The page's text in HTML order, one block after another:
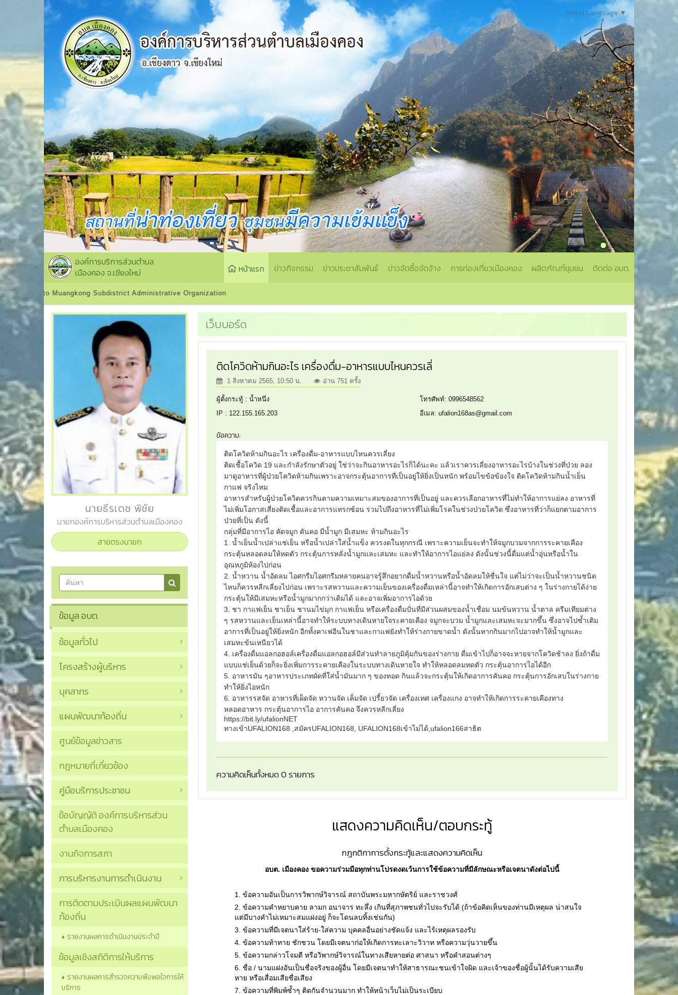
องค์การบริการส่วนตำบล
เมืองคอง จ.เชียงใหม่
หน้าแรก ข่าวกิจกรรม ข่าวประชาสัมพันธ์ ข่าวจัดซื้อจัดจ้าง การท่องเที่ยวเมืองคอง ผลิตภัณฑ์ชุมชน ติดต่อ อบต.
Subdistrict Administrative Organization
Select Language▼
นายธีรเดช พิชัย
นายกองค์การบริหารส่วนตำบลเมืองคอง
สายตรงนายก
ข้อมูล อบต.
ข้อมูลทั่วไป
โครงสร้างผู้บริหาร
บุคลากร
แผนพัฒนาท้องถิ่น
ศูนย์ข้อมูลข่าวสาร
กฏหมายที่เกี่ยวข้อง
คู่มือบริการประชาชน
ข้อบัญญัติ องค์การบริหารส่วน
ตำบลเมืองคอง
งานกิจการสภา
การบริหารงานการดำเนินงาน
การติดตามประเมินผลแผนพัฒนา
ท้องถิ่น
รายงานผลการดำเนินงานประจำปี
ข้อมูลเชิงสถิติการให้บริการ
รายงานผลการสำรวจความพึงพอใจการให้
บริการ
เว็บบอร์ด
ติดโควิดห้ามกินอะไร เครื่องดื่ม-อาหารแบบไหนควรเลี่
1 สิงหาคม 2565, 10:50 น. อ่าน 751 ครั้ง
ผู้ตั้งกระทู้ : น้ำหนึ่ง
IP : 122.155.165.203
โทรศัพท์: 0996548562
อีเมล: ufalion168as@gmail.com
ข้อความ:
ติดโควิดห้ามกินอะไร เครื่องดื่ม-อาหารแบบไหนควรเลี่ยง
ติดเชื้อโควิด 19 และกำลังรักษาตัวอยู่ ใช่ว่าจะกินอาหารอะไรก็ได้นะคะ แล้วเราควรเลี่ยงอาหารอะไรบ้างในช่วงที่ป่วย ลอง
มาดูอาหารที่ผู้ป่วยโควิดห้ามกินเพราะอาจกระตุ้นอาการที่เป็นอยู่ให้ยิ่งเป็นหนัก พร้อมไขข้อข้องใจ ติดโควิดห้ามกินน้ำเย็น
กาแฟ จริงไหม
อาหารสำหรับผู้ป่วยโควิดควรกินตามความเหมาะสมของอาการที่เป็นอยู่ และควรเลือกอาหารที่ไม่ทำให้อาการแย่ลง อาหารที่
ไม่เพิ่มโอกาสเสี่ยงติดเชื้อและอาการแทรกซ้อน รวมไปถึงอาหารที่ไม่เพิ่มโรคในช่วงป่วยโควิด ซึ่งอาหารที่ว่าก็แยกตามอาการ
ป่วยที่เป็น ดังนี้
กลุ่มที่มีอาการไอ คัดจมูก คันคอ มีน้ำมูก มีเสมหะ ห้ามกินอะไร
1. น้ำเย็นน้ำเปล่าแช่เย็น หรือน้ำเปล่าใส่น้ำแข็ง ควรงดในทุกกรณี เพราะความเย็นจะทำให้จมูกบวมจากการระคายเคือง
กระตุ้นหลอดลมให้หดตัว กระตุ้นการหลั่งน้ำมูกและเสมหะ และทำให้อาการไอแย่ลง ดังนั้นช่วงนี้ดื่มแต่น้ำอุ่นหรือน้ำใน
อุณหภูมิห้องไปก่อน
2. น้ำหวาน น้ำอัดลม ไอศกรีมไอศกรีมหลายคนอาจรู้สึกอยากดื่มน้ำหวานหรือน้ำอัดลมให้ชื่นใจ แต่ไม่ว่าจะเป็นน้ำหวานชนิด
ไหนก็ควรหลีกเลี่ยงไปก่อน เพราะรสหวานและความเย็นของเครื่องดื่มเหล่านี้อาจทำให้เกิดการอักเสบต่าง ๆ ในร่างกายได้ง่าย
กระตุ้นให้มีเสมหะหรือน้ำมูกมากกว่าเดิมได้ และอาจเพิ่มอาการไอด้วย
3. ชา กาแฟเย็น ชาเย็น ชานมไข่มุก กาแฟเย็น หรือเครื่องดื่มปั่นที่มีส่วนผสมของน้ำเชื่อม นมข้นหวาน น้ำตาล ครีมเทียมต่าง
ๆ รสหวานและเย็นเหล่านี้อาจทำให้ระบบทางเดินหายใจระคายเคือง จมูกจะบวม น้ำมูกและเสมหะจะมากขึ้น ซึ่งอาจไปซ้ำเติม
อาการที่เป็นอยู่ให้ยิ่งหนัก อีกทั้งคาเฟอีนในชาและกาแฟยังทำให้ร่างกายขาดน้ำ ดังนั้นหากกินมากไปอาจทำให้น้ำมูกและ
เสมหะข้นเหนียวได้
4. เครื่องดื่มแอลกอฮอล์เครื่องดื่มแอลกอฮอล์มีส่วนทำลายภูมิคุ้มกันของร่างกาย ดื่มเข้าไปก็อาจจะหายจากโควิดช้าลง ยิ่งถ้าดื่ม
แบบแช่เย็นด้วยก็จะยิ่งเพิ่มการระคายเคืองในระบบทางเดินหายใจ ทำให้หลอดลมหดตัว กระตุ้นอาการไอได้อีก
5. อาหารมัน ๆอาหารประเภทผัดที่ใส่น้ำมันมาก ๆ ของทอด กินแล้วจะกระตุ้นให้เกิดอาการคันคอ กระตุ้นการอักเสบในร่างกาย
ทำให้ยิ่งไอหนัก
6. อาหารรสจัด อาหารที่เผ็ดจัด หวานจัด เค็มจัด เปรี้ยวจัด เครื่องเทศ เครื่องแกง อาจทำให้เกิดการระคายเคืองทาง
หลอดอาหาร กระตุ้นอาการไอ อาการคันคอ จึงควรหลีกเลี่ยง
https://bit.ly/ufalionNET
ทางเข้าUFALION168 ,สมัครUFALION168, UFALION168เข้าไม่ได้,ufalion166สาธิต
ความคิดเห็นทั้งหมด 0 รายการ
แสดงความคิดเห็น/ตอบกระทู้
กฎกติกาการตั้งกระทู้และแสดงความคิดเห็น
อบต. เมืองคอง ขอความร่วมมือทุกท่านโปรดงดเว้นการใช้ข้อความที่มีลักษณะหรือเจตนาดังต่อไปนี้
1. ข้อความอันเป็นการวิพากษ์วิจารณ์ สถาบันพระมหากษัตริย์ และราชวงศ์
2. ข้อความคำหยาบคาย ลามก อนาจาร ทะลึ่ง เกินที่สุภาพชนทั่วไปจะรับได้ (ถ้าข้อคิดเห็นของท่านมีเหตุผล น่าสนใจ
แต่มีบางคำไม่เหมาะสมแฝงอยู่ ก็จะโดนลบทิ้งเช่นกัน)
3. ข้อความที่มีเจตนาใส่ร้าย-ใส่ความ บุคคลอื่นอย่างชัดแจ้ง และไร้เหตุผลรองรับ
4. ข้อความท้าทาย ชักชวน โดยมีเจตนาก่อให้เกิดการทะเลาะวิวาท หรือความวุ่นวายขึ้น
5. ข้อความกล่าวโจมตี หรือวิพากษ์วิจารณ์ในทางเสียหายต่อ ศาสนา หรือคำสอนต่างๆ
6. ชื่อ / นามแฝงอันเป็นชื่อจริงของผู้อื่น โดยมีเจตนาทำให้สาธารณะชนเข้าใจผิด และเจ้าของชื่อผู้นั้นได้รับความเสีย
หาย หรือเสื่อมเสียชื่อเสียง
7. ข้อความที่พิมพ์ซ้ำๆ ติดกันจำนวนมาก ทำให้หน้าเว็บไม่เป็นระเบียบ